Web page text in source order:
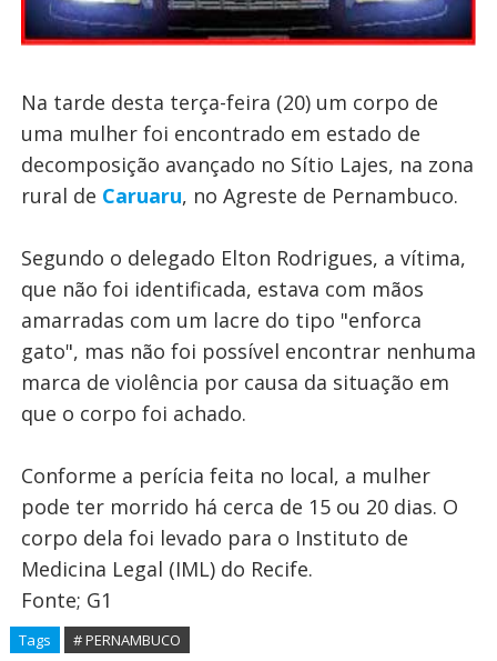
Na tarde desta terça-feira (20) um corpo de
uma mulher foi encontrado em estado de
decomposição avançado no Sítio Lajes, na zona
rural de Caruaru, no Agreste de Pernambuco.
Segundo o delegado Elton Rodrigues, a vítima,
que não foi identificada, estava com mãos
amarradas com um lacre do tipo "enforca
gato", mas não foi possível encontrar nenhuma
marca de violência por causa da situação em
que o corpo foi achado.
Conforme a perícia feita no local, a mulher
pode ter morrido há cerca de 15 ou 20 dias. O
corpo dela foi levado para o Instituto de
Medicina Legal (IML) do Recife.
Fonte; G1
Tags # PERNAMBUCO